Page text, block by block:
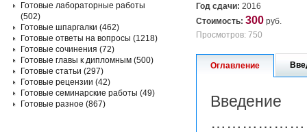
Год сдачи: 2016
Стоимость: 300 руб.
Просмотров: 750
Оглавление
Введение
Готовые лабораторные работы
(502)
Готовые шпаргалки (462)
Готовые ответы на вопросы (1218)
Готовые сочинения (72)
Готовые главы к дипломным (500)
Готовые статьи (297)
Готовые рецензии (42)
Готовые семинарские работы (49)
Готовые разное (867)